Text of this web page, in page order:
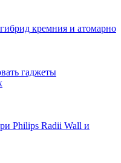
кремния и атомарно
гаджеты
Philips Radii Wall и